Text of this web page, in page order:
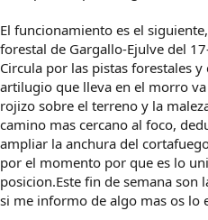
El funcionamiento es el
forestal de Gargallo-Ejulve del
Circula por las pistas forestales
artilugio que lleva en el morro
rojizo sobre el terreno y la
camino mas cercano al foco,
ampliar la anchura del
por el momento por que es lo
posicion.Este fin de semana son
si me informo de algo mas os lo